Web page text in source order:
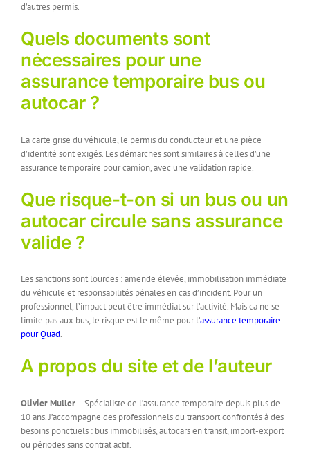
d’autres permis.
Quels documents sont
nécessaires pour une
assurance temporaire bus ou
autocar ?
La carte grise du véhicule, le permis du conducteur et une pièce
d’identité sont exigés. Les démarches sont similaires à celles d’une
assurance temporaire pour camion, avec une validation rapide.
Que risque-t-on si un bus ou un
autocar circule sans assurance
valide ?
Les sanctions sont lourdes : amende élevée, immobilisation immédiate
du véhicule et responsabilités pénales en cas d’incident. Pour un
professionnel, l’impact peut être immédiat sur l’activité. Mais ca ne se
limite pas aux bus, le risque est le même pour l’assurance temporaire
pour Quad.
A propos du site et de l’auteur
Olivier Muller– Spécialiste de l’assurance temporaire depuis plus de
10 ans. J’accompagne des professionnels du transport confrontés à des
besoins ponctuels : bus immobilisés, autocars en transit, import-export
ou périodes sans contrat actif.